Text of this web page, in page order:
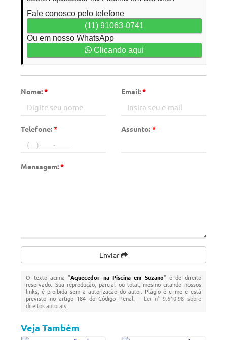
Fale conosco pelo telefone
(11) 91063-0741
Ou em nosso WhatsApp
Clicando aqui
Nome:* Email:*
Telefone:* Assunto:*
Mensagem:*
Enviar
O texto acima "Aquecedor na Piscina em Suzano" é de direito
reservado. Sua reprodução, parcial ou total, mesmo citando nossos
links, é proibida sem a autorização do autor. Plágio é crime e está
previsto no artigo 184 do Código Penal. – Lei n° 9.610-98 sobre
direitos autorais
Veja Também